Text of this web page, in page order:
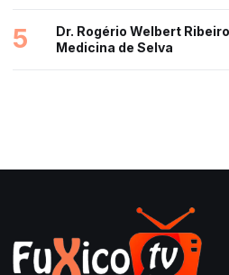
5
Dr. Rogério Welbert
Medicina de Selva